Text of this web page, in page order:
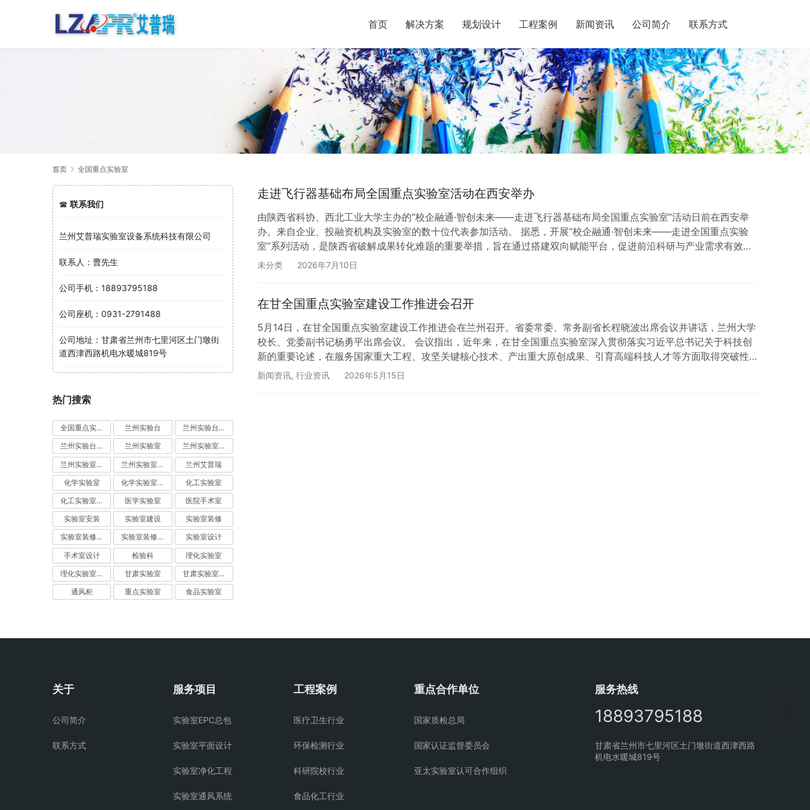
首页 解决方案 规划设计 工程案例 新闻资讯 公司简介 联系方式
首页 全国重点实验室
走进飞行器基础布局全国重点实验室活动在西安举办
由陕西省科协、西北工业大学主办的“校企融通·智创未来——走进飞行器基础布局全国重点实验室”活动日前在西安举
办。来自企业、投融资机构及实验室的数十位代表参加活动。 据悉，开展“校企融通·智创未来——走进全国重点实验
室”系列活动，是陕西省破解成果转化难题的重要举措，旨在通过搭建双向赋能平台，促进前沿科研与产业需求有效对
接，将科研成果转化为现实生产力，同时引导资本投向科学家、投向重点实验室。 活动现场，飞行器基础布局全国重
未分类 2026年7月10日
在甘全国重点实验室建设工作推进会召开
5月14日，在甘全国重点实验室建设工作推进会在兰州召开。省委常委、常务副省长程晓波出席会议并讲话，兰州大学
校长、党委副书记杨勇平出席会议。 会议指出，近年来，在甘全国重点实验室深入贯彻落实习近平总书记关于科技创
新的重要论述，在服务国家重大工程、攻坚关键核心技术、产出重大原创成果、引育高端科技人才等方面取得突破性
进展，已成为我省服务国家战略、赋能产业转型、集聚高端人才的核心平台和重要支撑。 会议强调，要聚焦国家所
新闻资讯, 行业资讯 2026年5月15日
☎ 联系我们
兰州艾普瑞实验室设备系统科技有限公司
联系人：曹先生
公司手机：18893795188
公司座机：0931-2791488
公司地址：甘肃省兰州市七里河区土门墩街
道西津西路机电水暖城819号
热门搜索
全国重点实验室 兰州实验台 兰州实验台厂家
兰州实验台定制 兰州实验室 兰州实验室建设
兰州实验室装修 兰州实验室设计 兰州艾普瑞
化学实验室 化学实验室设计 化工实验室
化工实验室设计 医学实验室 医院手术室
实验室安装 实验室建设 实验室装修
实验室装修公司 实验室装修设计 实验室设计
手术室设计 检验科 理化实验室
理化实验室设计 甘肃实验室 甘肃实验室建设
通风柜 重点实验室 食品实验室
关于
公司简介
联系方式
服务项目
实验室EPC总包
实验室平面设计
实验室净化工程
实验室通风系统
工程案例
医疗卫生行业
环保检测行业
科研院校行业
食品化工行业
重点合作单位
国家质检总局
国家认证监督委员会
亚太实验室认可合作组织
服务热线
18893795188
甘肃省兰州市七里河区土门墩街道西津西路
机电水暖城819号